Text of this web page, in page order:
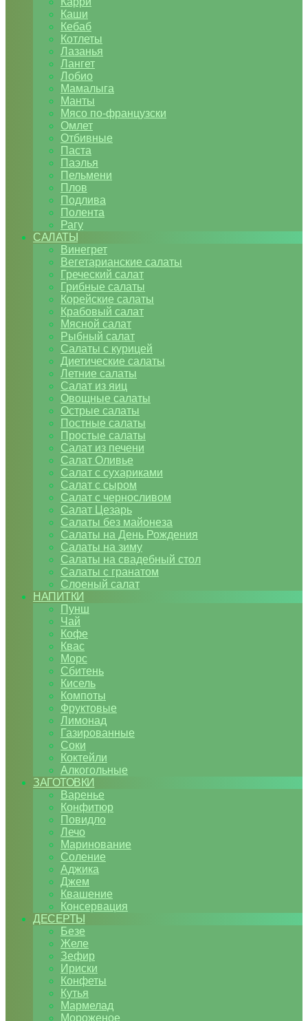
Каши
Кебаб
Котлеты
Лазанья
Лангет
Лобио
Мамалыга
Манты
Мясо по-французски
Омлет
Отбивные
Паста
Паэлья
Пельмени
Плов
Подлива
Полента
Рагу
САЛАТЫ
Винегрет
Вегетарианские салаты
Греческий салат
Грибные салаты
Корейские салаты
Крабовый салат
Мясной салат
Рыбный салат
Салаты с курицей
Диетические салаты
Летние салаты
Салат из яиц
Овощные салаты
Острые салаты
Постные салаты
Простые салаты
Салат из печени
Салат Оливье
Салат с сухариками
Салат с сыром
Салат с черносливом
Салат Цезарь
Салаты без майонеза
Салаты на День Рождения
Салаты на зиму
Салаты на свадебный стол
Салаты с гранатом
Слоеный салат
НАПИТКИ
Пунш
Чай
Кофе
Квас
Морс
Сбитень
Кисель
Компоты
Фруктовые
Лимонад
Газированные
Соки
Коктейли
Алкогольные
ЗАГОТОВКИ
Варенье
Конфитюр
Повидло
Лечо
Маринование
Соление
Аджика
Джем
Квашение
Консервация
ДЕСЕРТЫ
Безе
Желе
Зефир
Ириски
Конфеты
Кутья
Мармелад
Мороженое